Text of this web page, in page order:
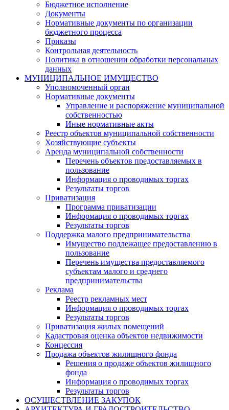
Бюджетное исполнение
Документы
Нормативные документы по организации
бюджетного процесса
Приказы
Контрольная деятельность
Политика в отношении обработки персональных
данных
МУНИЦИПАЛЬНОЕ ИМУЩЕСТВО
Уполномоченный орган
Нормативные документы
Управление и распоряжение муниципальной
собственностью
Иные нормативные акты
Реестр объектов муниципальной собственности
Хозяйствующие субъекты
Аренда муниципальной собственности
Перечень объектов предоставляемых в
пользование
Информация о проводимых торгах
Результаты торгов
Приватизация
Программа приватизации
Информация о проводимых торгах
Результаты торгов
Поддержка малого предпринимательства
Имущество подлежащее предоставлению в
пользование
Перечень имущества предоставляемого
субъектам малого и среднего
предпринимательства
Реклама
Реестр рекламных мест
Информация о проводимых торгах
Результаты торгов
Приватизация жилых помещений
Кадастровая оценка объектов недвижимости
Концессия
Продажа объектов жилищного фонда
Решения о продаже объектов жилищного
фонда
Информация о проводимых торгах
Результаты торгов
ОСУЩЕСТВЛЕНИЕ ЗАКУПОК